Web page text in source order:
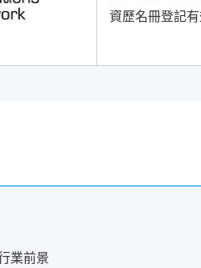
資歷名冊登記
業前景